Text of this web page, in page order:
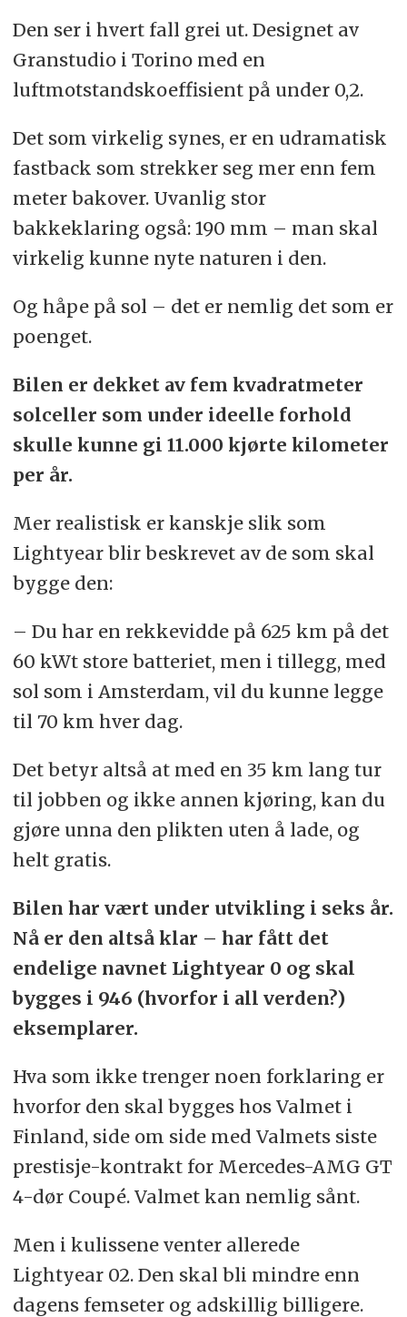
Den ser i hvert fall grei ut. Designet av
Granstudio i Torino med en
luftmotstandskoeffisient på under 0,2.
Det som virkelig synes, er en udramatisk
fastback som strekker seg mer enn fem
meter bakover. Uvanlig stor
bakkeklaring også: 190 mm – man skal
virkelig kunne nyte naturen i den.
Og håpe på sol – det er nemlig det som er
poenget.
Bilen er dekket av fem kvadratmeter
solceller som under ideelle forhold
skulle kunne gi 11.000 kjørte kilometer
per år.
Mer realistisk er kanskje slik som
Lightyear blir beskrevet av de som skal
bygge den:
– Du har en rekkevidde på 625 km på det
60 kWt store batteriet, men i tillegg, med
sol som i Amsterdam, vil du kunne legge
til 70 km hver dag.
Det betyr altså at med en 35 km lang tur
til jobben og ikke annen kjøring, kan du
gjøre unna den plikten uten å lade, og
helt gratis.
Bilen har vært under utvikling i seks år.
Nå er den altså klar – har fått det
endelige navnet Lightyear 0 og skal
bygges i 946 (hvorfor i all verden?)
eksemplarer.
Hva som ikke trenger noen forklaring er
hvorfor den skal bygges hos Valmet i
Finland, side om side med Valmets siste
prestisje-kontrakt for Mercedes-AMG GT
4-dør Coupé. Valmet kan nemlig sånt.
Men i kulissene venter allerede
Lightyear 02. Den skal bli mindre enn
dagens femseter og adskillig billigere.